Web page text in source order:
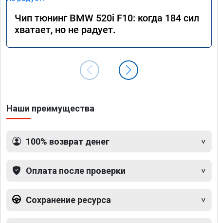
Чип тюнинг BMW 520i F10: когда 184 сил
хватает, но не радует.
Наши преимущества
100% возврат денег
Оплата после проверки
Сохранение ресурса